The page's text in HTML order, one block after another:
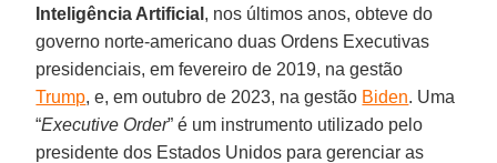
Inteligência Artificial , nos últimos anos, obteve do
governo norte-americano duas Ordens Executivas
presidenciais, em fevereiro de 2019, na gestão
Trump, e, em outubro de 2023, na gestão Biden. Uma
“Executive Order” é um instrumento utilizado pelo
presidente dos Estados Unidos para gerenciar as